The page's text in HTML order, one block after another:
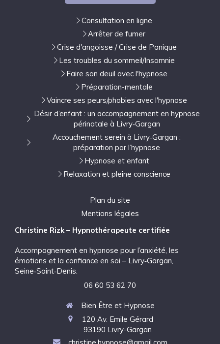
Consultation en ligne
Arrêter de fumer
Crise d'angoisse / Crise de Panique
Les troubles du sommeil/Insomnie
Faire son deuil avec l'hypnose
Préparation-mentale
Vaincre ses peurs/phobies avec l'hypnose
Désir d’enfant : un accompagnement en hypnose
périnatale à Livry‑Gargan
Accouchement serein à Livry‑Gargan :
préparation par l’hypnose
Hypnose et enfant
Relaxation et pleine conscience
Plan du site
Mentions légales
Christine Rizk – Hypnothérapeute certifiée
Accompagnement en hypnose pour l’anxiété, les
émotions et la confiance en soi – Livry‑Gargan,
Seine‑Saint‑Denis.
06 60 53 62 70
Bien Être et Hypnose
120 Av. Emile Gérard
93190 Livry-Gargan
christine.hypnose@gmail.com